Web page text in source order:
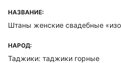
НАЗВАНИЕ:
Штаны женские свадебные
НАРОД:
Таджики: таджики горные